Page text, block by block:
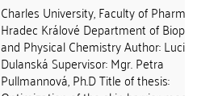
Charles University, Faculty of
Hradec Králové Department of
and Physical Chemistry Author: Lucia
Dulanská Supervisor: Mgr. Petra
Pullmannová, Ph.D Title of thesis: